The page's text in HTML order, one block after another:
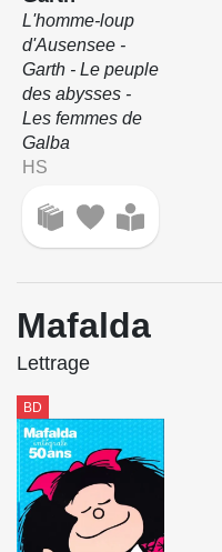
L'homme-loup
d'Ausensee -
Garth - Le peuple
des abysses -
Les femmes de
Galba
HS
Mafalda
Lettrage
BD